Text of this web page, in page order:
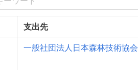
支出先
一般社団法人日本森林技術協会